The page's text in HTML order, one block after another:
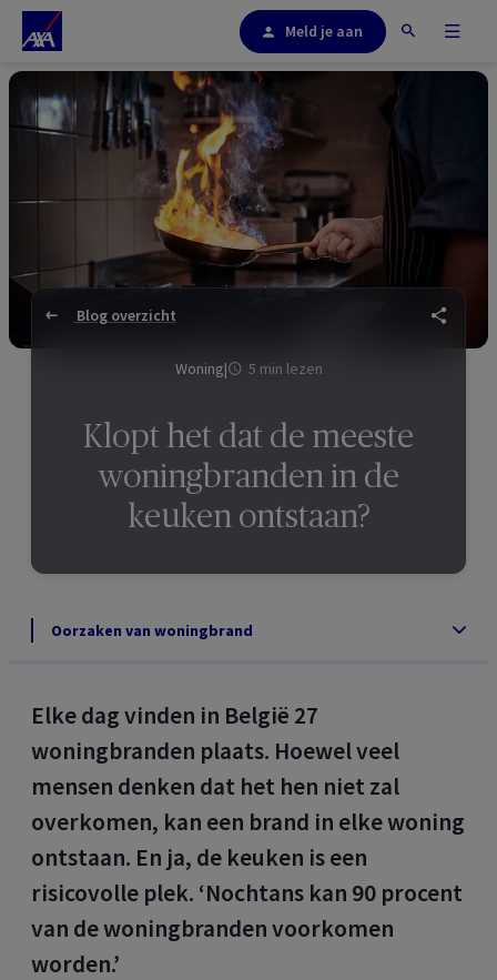
Meld je aan
Blog overzicht
Woning| 5 min lezen
Klopt het dat de meeste
woningbranden in de
keuken ontstaan?
Oorzaken van woningbrand
Elke dag vinden in België 27
woningbranden plaats. Hoewel veel
mensen denken dat het hen niet zal
overkomen, kan een brand in elke woning
ontstaan. En ja, de keuken is een
risicovolle plek. ‘Nochtans kan 90 procent
van de woningbranden voorkomen
worden.’